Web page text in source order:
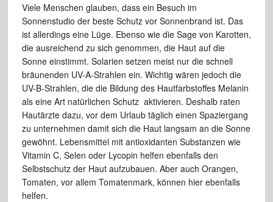
Viele Menschen glauben, dass ein Besuch im
Sonnenstudio der beste Schutz vor Sonnenbrand ist. Das
ist allerdings eine Lüge. Ebenso wie die Sage von Karotten,
die ausreichend zu sich genommen, die Haut auf die
Sonne einstimmt. Solarien setzen meist nur die schnell
bräunenden UV-A-Strahlen ein. Wichtig wären jedoch die
UV-B-Strahlen, die die Bildung des Hautfarbstoffes Melanin
als eine Art natürlichen Schutz aktivieren. Deshalb raten
Hautärzte dazu, vor dem Urlaub täglich einen Spaziergang
zu unternehmen damit sich die Haut langsam an die Sonne
gewöhnt. Lebensmittel mit antioxidanten Substanzen wie
Vitamin C, Selen oder Lycopin helfen ebenfalls den
Selbstschutz der Haut aufzubauen. Aber auch Orangen,
Tomaten, vor allem Tomatenmark, können hier ebenfalls
helfen.